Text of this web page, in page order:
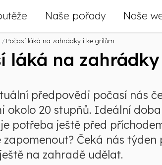
Naše pořady Naše
Počasí láká na zahrádky i ke grilům
láká na
předpovědi počasí nás
okolo 20 stupňů. Ideální
potřeba ještě před
zapomenout? Čeká nás
na zahradě udělat.